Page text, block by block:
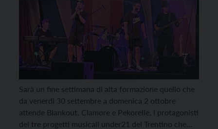
Sarà un fine settimana di alta formazione quello che
da venerdì 30 settembre a domenica 2 ottobre
attende Blankout, Clamore e Pekorelle, i protagonisti
dei tre progetti musicali under21 del Trentino che